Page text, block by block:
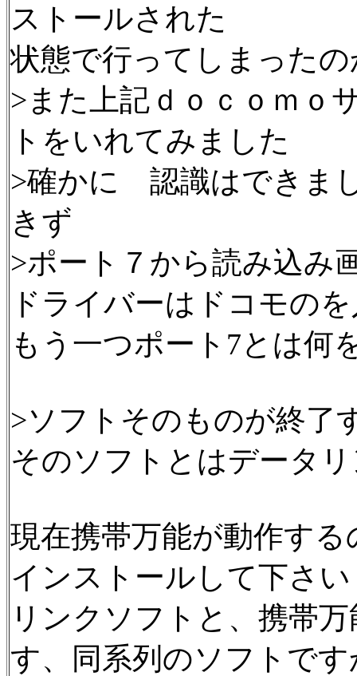
ストールされた
状態で行ってしまったの
>また上記ｄｏｃｏｍｏ
トをいれてみました
>確かに 認識はできま
きず
>ポート７から読み込
ドライバーはドコモの
もう一つポート7とは何
>ソフトそのものが終了
そのソフトとはデータ
現在携帯万能が動作す
インストールして下さい
リンクソフトと、携帯
す、同系列のソフトで